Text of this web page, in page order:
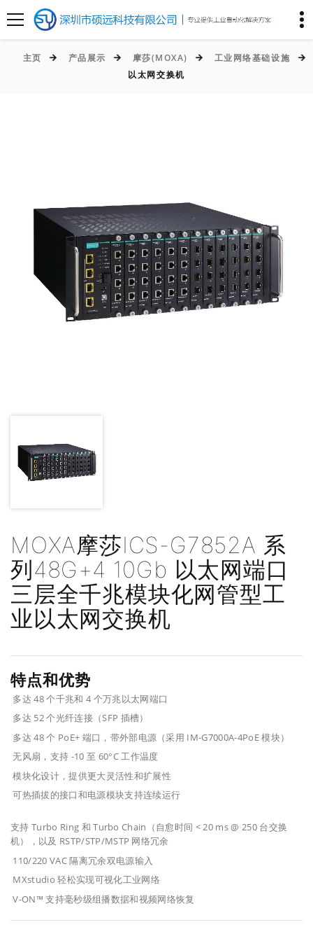
主页 产品展示 摩莎(MOXA) 工业网络基础设施
以太网交换机
MOXA摩莎ICS-G7852A 系
列48G+4 10Gb 以太网端口
三层全千兆模块化网管型工
业以太网交换机
特点和优势
多达 48 个千兆和 4 个万兆以太网端口
多达 52 个光纤连接（SFP 插槽）
多达 48 个 PoE+ 端口，带外部电源（采用 IM-G7000A-4PoE 模块）
无风扇，支持 -10 至 60°C 工作温度
模块化设计，提供更大灵活性和扩展性
可热插拔的接口和电源模块支持连续运行
支持 Turbo Ring 和 Turbo Chain（自愈时间 < 20 ms @ 250 台交换
机），以及 RSTP/STP/MSTP 网络冗余
110/220 VAC 隔离冗余双电源输入
MXstudio 轻松实现可视化工业网络
V-ON™ 支持毫秒级组播数据和视频网络恢复